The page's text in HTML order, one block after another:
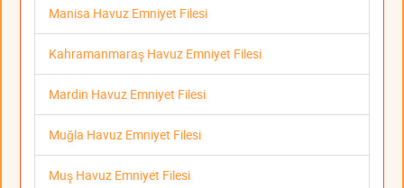
Manisa Havuz Emniyet Filesi
Kahramanmaraş Havuz Emniyet Filesi
Mardin Havuz Emniyet Filesi
Muğla Havuz Emniyet Filesi
Muş Havuz Emniyet Filesi